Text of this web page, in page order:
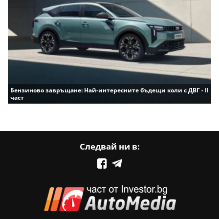
Бензиново завръщане: Най-интересните бъдещи коли с ДВГ - II
част
Следвай ни в: